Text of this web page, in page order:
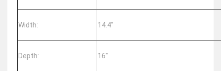
Width: 14.4″
Depth: 16″